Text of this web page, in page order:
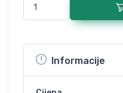
Informacije